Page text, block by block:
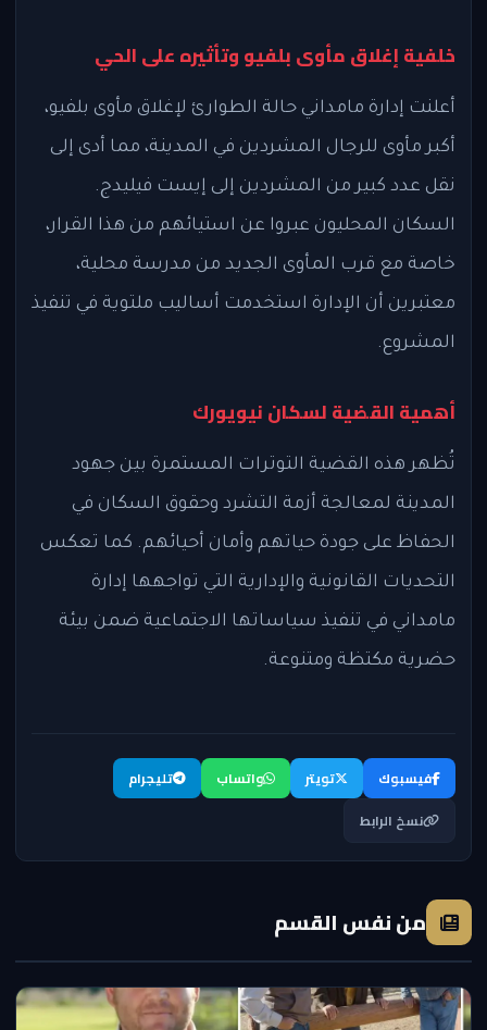
خلفية إغلاق مأوى بلفيو وتأثيره على الحي
أعلنت إدارة مامداني حالة الطوارئ لإغلاق مأوى بلفيو،
أكبر مأوى للرجال المشردين في المدينة، مما أدى إلى
نقل عدد كبير من المشردين إلى إيست فيليدج.
السكان المحليون عبروا عن استيائهم من هذا القرار،
خاصة مع قرب المأوى الجديد من مدرسة محلية،
معتبرين أن الإدارة استخدمت أساليب ملتوية في تنفيذ
المشروع.
أهمية القضية لسكان نيويورك
تُظهر هذه القضية التوترات المستمرة بين جهود
المدينة لمعالجة أزمة التشرد وحقوق السكان في
الحفاظ على جودة حياتهم وأمان أحيائهم. كما تعكس
التحديات القانونية والإدارية التي تواجهها إدارة
مامداني في تنفيذ سياساتها الاجتماعية ضمن بيئة
حضرية مكتظة ومتنوعة.
فيسبوك تويتر واتساب
تليجرام
نسخ الرابط
من نفس القسم